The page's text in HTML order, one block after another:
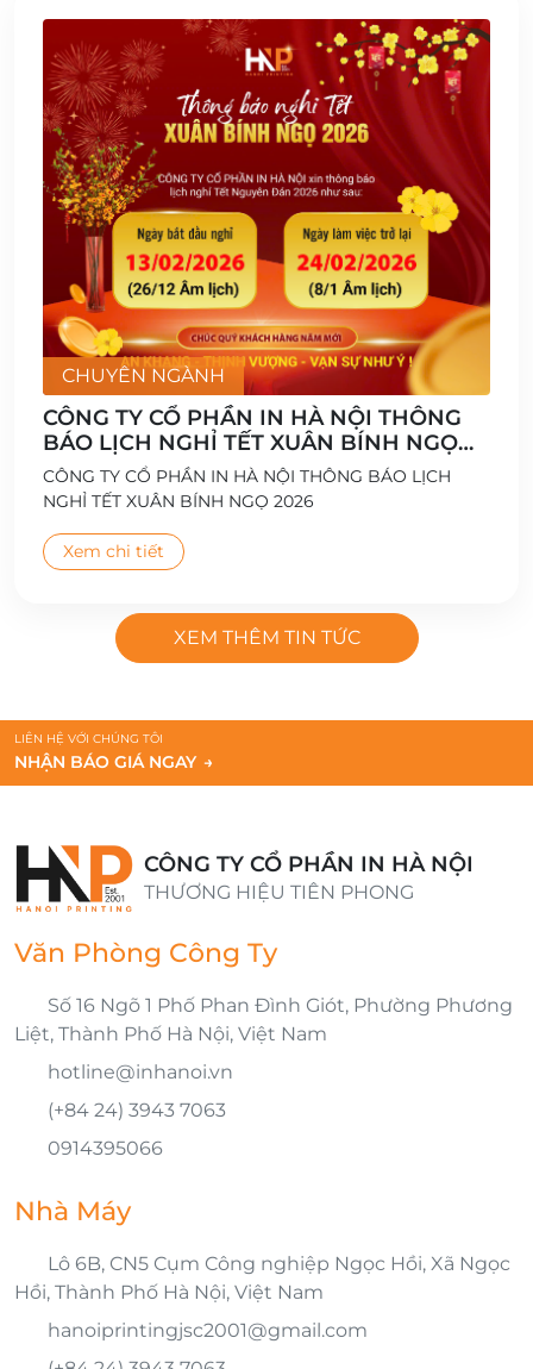
CHUYÊN NGÀNH
CÔNG TY CỔ PHẦN IN HÀ NỘI THÔNG
BÁO LỊCH NGHỈ TẾT XUÂN BÍNH NGỌ
2026
CÔNG TY CỔ PHẦN IN HÀ NỘI THÔNG BÁO LỊCH
NGHỈ TẾT XUÂN BÍNH NGỌ 2026
Xem chi tiết
XEM THÊM TIN TỨC
LIÊN HỆ VỚI CHÚNG TÔI
NHẬN BÁO GIÁ NGAY →
CÔNG TY CỔ PHẦN IN HÀ NỘI
THƯƠNG HIỆU TIÊN PHONG
Văn Phòng Công Ty
Số 16 Ngõ 1 Phố Phan Đình Giót, Phường Phương
Liệt, Thành Phố Hà Nội, Việt Nam
hotline@inhanoi.vn
(+84 24) 3943 7063
0914395066
Nhà Máy
Lô 6B, CN5 Cụm Công nghiệp Ngọc Hồi, Xã Ngọc
Hồi, Thành Phố Hà Nội, Việt Nam
hanoiprintingjsc2001@gmail.com